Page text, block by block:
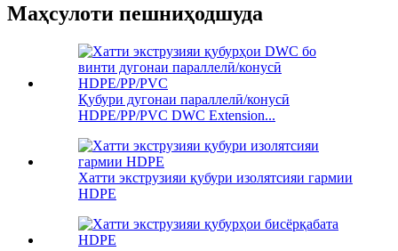
Маҳсулоти пешниҳодшуда
Қубури дугонаи параллелӣ/конусӣ
HDPE/PP/PVC DWC Extension...
Хатти экструзияи қубури изолятсияи гармии
HDPE